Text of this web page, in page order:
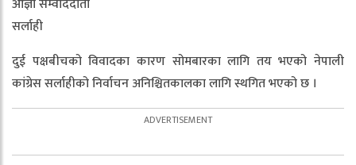
आज्ञा सम्वाददाता
सर्लाही
दुई पक्षबीचको विवादका कारण सोमबारका लागि तय भएको नेपाली
कांग्रेस सर्लाहीको निर्वाचन अनिश्चितकालका लागि स्थगित भएको छ ।